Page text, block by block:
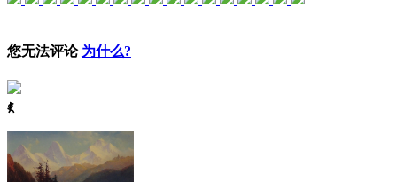
您无法评论 为什么?
ꈅ